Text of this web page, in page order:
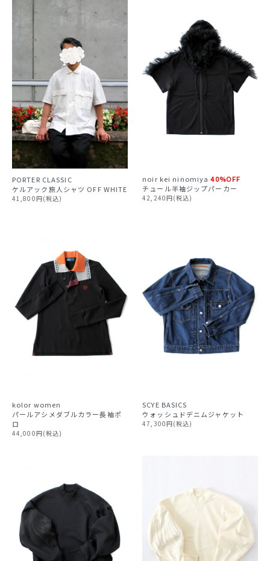
PORTER CLASSIC
ケルアック旅人シャツ OFF WHITE
41,800円(税込)
noir kei ninomiya40%OFF
チュール半袖ジップパーカー
42,240円(税込)
kolor women
パールアシメダブルカラー長袖ポ
ロ
44,000円(税込)
SCYE BASICS
ウォッシュドデニムジャケット
47,300円(税込)